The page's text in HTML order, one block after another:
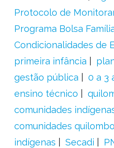
Protocolo de
Programa Bolsa
Condicionalidades de
primeira infância
gestão pública
0 a 3
ensino técnico
comunidades
comunidades
indígenas
Secadi